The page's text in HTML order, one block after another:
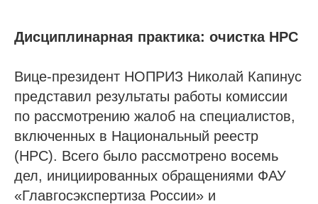
Дисциплинарная практика: очистка НРС
Вице-президент НОПРИЗ Николай Капинус
представил результаты работы комиссии
по рассмотрению жалоб на специалистов,
включенных в Национальный реестр
(НРС). Всего было рассмотрено восемь
дел, инициированных обращениями ФАУ
«Главгосэкспертиза России» и